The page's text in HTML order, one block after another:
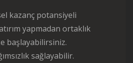
kazanç potansiyeli
yapmadan ortaklık
başlayabilirsiniz.
sağlayabilir.